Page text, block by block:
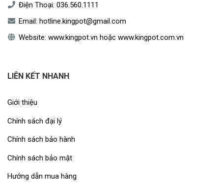
Điện Thoại: 036.560.1111
Email: hotline.kingpot@gmail.com
Website: www.kingpot.vn hoặc www.kingpot.com.vn
LIÊN KẾT NHANH
Giới thiệu
Chính sách đại lý
Chính sách bảo hành
Chính sách bảo mật
Hướng dẫn mua hàng